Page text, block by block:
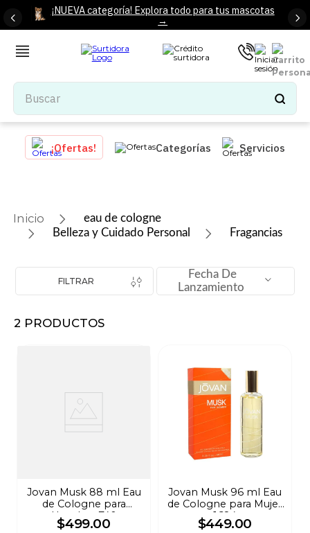
¡NUEVA categoría! Explora todo para tus mascotas
→
Buscar
TÉRMINOS MÁS BUSCADOS
1.
tenis mujer
iphone
colchones
8 .
audifonos
¡Ofertas! Categorías Servicios
eau de cologne
Belleza y Cuidado Personal
Fragancias
FILTRAR
Fecha De
Lanzamiento
2 PRODUCTOS
Jovan Musk 88 ml Eau
de Cologne para
Hombre 740
$499.00
Jovan Musk 96 ml Eau
de Cologne para Mujer
1684
$449.00